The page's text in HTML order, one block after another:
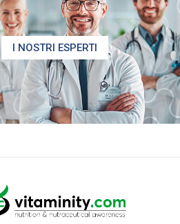
I NOSTRI ESPERTI